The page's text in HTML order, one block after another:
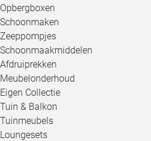
Opbergboxen
Schoonmaken
Zeeppompjes
Schoonmaakmiddelen
Afdruiprekken
Meubelonderhoud
Eigen Collectie
Tuin & Balkon
Tuinmeubels
Loungesets